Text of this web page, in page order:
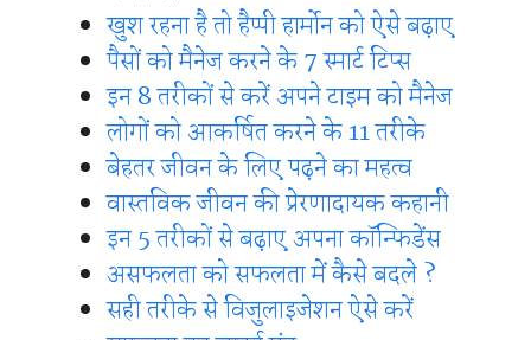
खुश रहना है तो हैप्पी हार्मोन को ऐसे बढ़ाए
पैसों को मैनेज करने के 7 स्मार्ट टिप्स
इन 8 तरीकों से करें अपने टाइम को मैनेज
लोगों को आकर्षित करने के 11 तरीके
बेहतर जीवन के लिए पढ़ने का महत्व
वास्तविक जीवन की प्रेरणादायक कहानी
इन 5 तरीकों से बढ़ाए अपना कॉन्फिडेंस
असफलता को सफलता में कैसे बदले ?
सही तरीके से विजुलाइजेशन ऐसे करें